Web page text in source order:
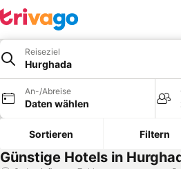
Reiseziel
Hurghada
An-/Abreise
Daten wählen
Sortieren Filtern
Günstige Hotels in